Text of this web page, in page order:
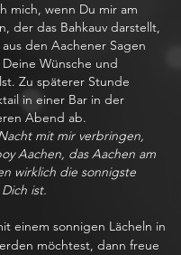
mich, wenn Du mir am
der das Bahkauv darstellt,
den Aachener Sagen
Wünsche und
Zu späterer Stunde
in einer Bar in der
Abend ab.
mit mir verbringen,
Aachen, das Aachen am
wirklich die sonnigste
ist.
einem sonnigen Lächeln in
möchtest, dann freue